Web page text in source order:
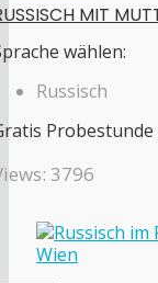
MIT
wählen:
Russisch
3796